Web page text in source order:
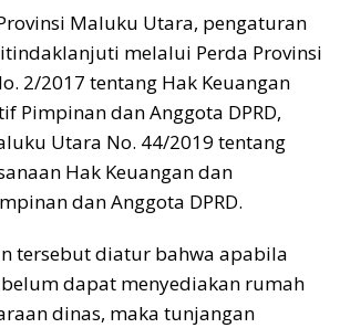
Maluku Utara, pengaturan
melalui Perda Provinsi
2/2017 tentang Hak Keuangan
Pimpinan dan Anggota DPRD,
Utara No. 44/2019 tentang
Hak Keuangan dan
dan Anggota DPRD.
tersebut diatur bahwa apabila
dapat menyediakan rumah
dinas, maka tunjangan